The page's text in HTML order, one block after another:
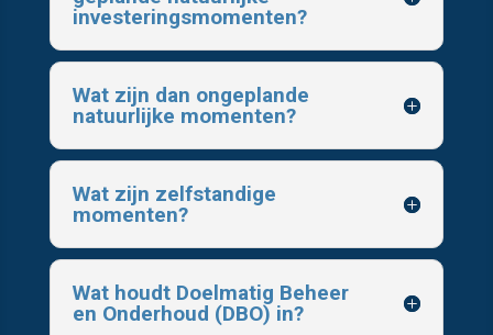
investeringsmomenten?
Wat zijn dan ongeplande
natuurlijke momenten?
Wat zijn zelfstandige
momenten?
Wat houdt Doelmatig Beheer
en Onderhoud (DBO) in?